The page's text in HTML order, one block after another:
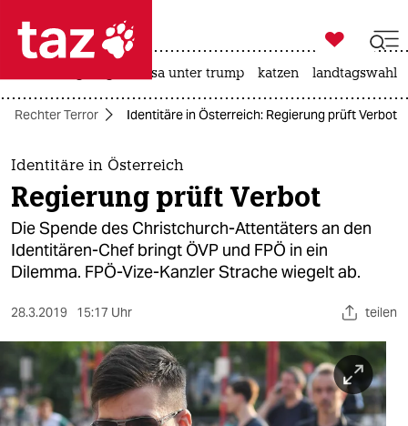
 taz zahl ich
taz zahl ich
themen
politik
öko
sport
berlin

taz zahl ich
usa unter trump katzen landtagswahl
Rechter Terror Identitäre in Österreich: Regierung prüft Verbot
Identitäre in Österreich
Regierung prüft Verbot
Die Spende des Christchurch-Attentäters an den
Identitären-Chef bringt ÖVP und FPÖ in ein
Dilemma. FPÖ-Vize-Kanzler Strache wiegelt ab.
28.3.2019 15:17 Uhr teilen